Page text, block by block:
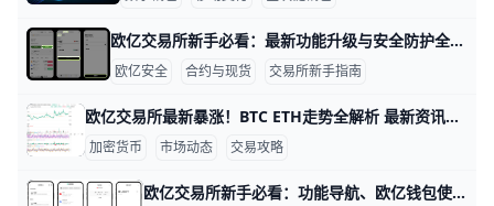
欧亿交易所新手必看：最新功能升级与安全防护全攻略 欧亿交易所最新资讯：新手必看的功能升级与安全提醒 在 2026 年以来，欧亿交易所多次发布功能升级和安全公告，重点涉及合约品种扩展、稳定币支持增强以及安全体系升级，这些变化直接影响新手的开户体验和交易过程。对刚入场的用户来说，如果不了解这些更新，容易错过更低门槛的交易设置、更丰富的交易标的，以及更完善的安全保护。通过理解这些最新变化，新手可以在第一次充值、第一次下单、第一次合约体验时少踩坑，用更清晰的步骤把自己的资金和操作安排好。
欧亿安全 合约与现货 交易所新手指南
欧亿交易所最新暴涨！BTC ETH走势全解析 最新资讯：欧亿交易所市场动态与走势解读 欧亿交易所是全球热门的加密货币平台，每天交易量超过100亿美元，用户超过5000万。最近一周，平台新增了5种热门币种上线，比如SOL和TON，总市值达到2.8万亿美元，比上月增长3.2%。举例来说，BTC/USDT交易对24小时成交15亿美元，平均每秒处理5000笔订单，让交易更顺畅。
加密货币 市场动态 交易攻略
欧亿交易所新手必看：功能导航、欧亿钱包使用与最新风险提示 从零开始了解欧亿交易所：功能导航、欧亿数字钱包与最新资讯汇总 欧亿交易所（有时在官网或下载站点上写作“欧亿交易所APP”“欧亿官网正版”）是一家提供币币、合约和法币买币等多种功能的加密货币平台，从新手到老手都可以在同一个 App 里完成注册、充值、交易和资产管理等操作。以一个刚入场的新用户为例，他通常只要准备一部智能手机、一张常用银行卡和一个个人邮箱，就可以在 10–30 分钟内走完从下载 App 到完成第一笔买币的完整流程，这也是欧亿交易所主打“上手快”和“入口集中”的原因之一。